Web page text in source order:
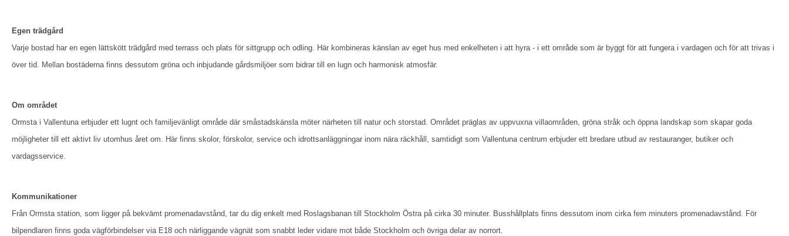
Egen trädgård
Varje bostad har en egen lättskött trädgård med terrass och plats för sittgrupp och odling. Här kombineras känslan av eget hus med enkelheten i att hyra - i ett område som är byggt för att fungera i vardagen och för att trivas i
över tid. Mellan bostäderna finns dessutom gröna och inbjudande gårdsmiljöer som bidrar till en lugn och harmonisk atmosfär.
Om området
Ormsta i Vallentuna erbjuder ett lugnt och familjevänligt område där småstadskänsla möter närheten till natur och storstad. Området präglas av uppvuxna villaområden, gröna stråk och öppna landskap som skapar goda
möjligheter till ett aktivt liv utomhus året om. Här finns skolor, förskolor, service och idrottsanläggningar inom nära räckhåll, samtidigt som Vallentuna centrum erbjuder ett bredare utbud av restauranger, butiker och
vardagsservice.
Kommunikationer
Från Ormsta station, som ligger på bekvämt promenadavstånd, tar du dig enkelt med Roslagsbanan till Stockholm Östra på cirka 30 minuter. Busshållplats finns dessutom inom cirka fem minuters promenadavstånd. För
bilpendlaren finns goda vägförbindelser via E18 och närliggande vägnät som snabbt leder vidare mot både Stockholm och övriga delar av norrort.